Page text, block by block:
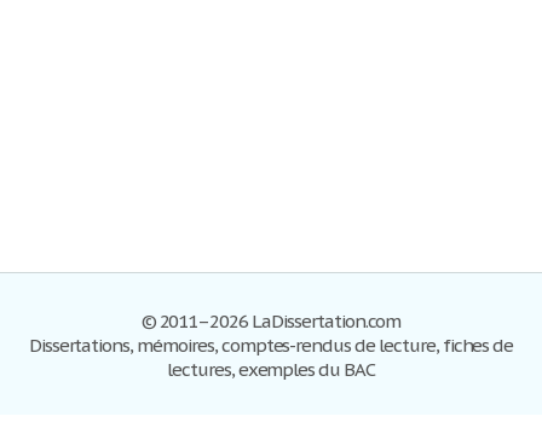
© 2011–2026 LaDissertation.com
Dissertations, mémoires, comptes-rendus de lecture, fiches de
lectures, exemples du BAC